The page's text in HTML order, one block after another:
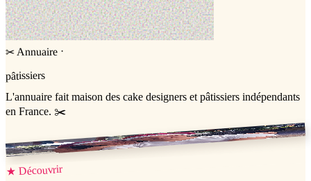
✂ Annuaire ·
pâtissiers
L'annuaire fait maison des cake designers et pâtissiers indépendants
en France. ✂️
Jessica & Jérémy ♡
★ Découvrir